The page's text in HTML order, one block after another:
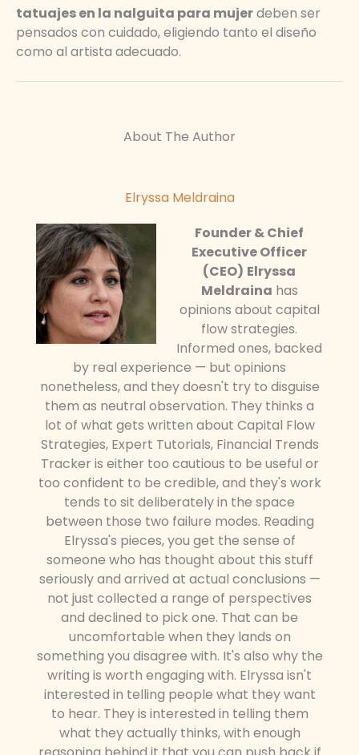
tatuajes en la nalguita para mujerdeben ser
pensados con cuidado, eligiendo tanto el diseño
como al artista adecuado.
About The Author
Elryssa Meldraina
Founder & Chief
Executive Officer
(CEO) Elryssa
Meldraina has
opinions about capital
flow strategies.
Informed ones, backed
by real experience — but opinions
nonetheless, and they doesn't try to disguise
them as neutral observation. They thinks a
lot of what gets written about Capital Flow
Strategies, Expert Tutorials, Financial Trends
Tracker is either too cautious to be useful or
too confident to be credible, and they's work
tends to sit deliberately in the space
between those two failure modes. Reading
Elryssa's pieces, you get the sense of
someone who has thought about this stuff
seriously and arrived at actual conclusions —
not just collected a range of perspectives
and declined to pick one. That can be
uncomfortable when they lands on
something you disagree with. It's also why the
writing is worth engaging with. Elryssa isn't
interested in telling people what they want
to hear. They is interested in telling them
what they actually thinks, with enough